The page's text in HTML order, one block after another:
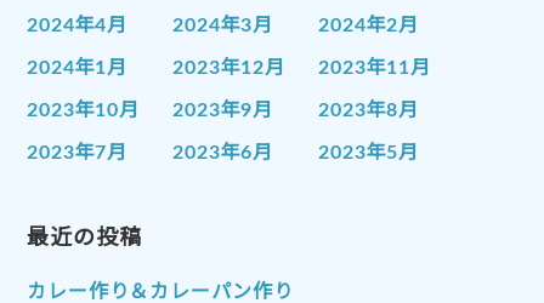
2024年4月 2024年3月 2024年2月
2024年1月 2023年12月 2023年11月
2023年10月 2023年9月 2023年8月
2023年7月 2023年6月 2023年5月
2023年1月
2022年10月 2022年9月
最近の投稿
カレー作り＆カレーパン作り